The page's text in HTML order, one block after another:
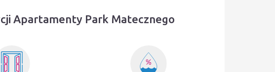
Apartamenty Park Matecznego